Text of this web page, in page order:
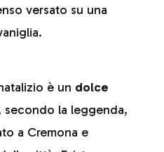
versato su una
è un dolce
secondo la leggenda,
a Cremona e